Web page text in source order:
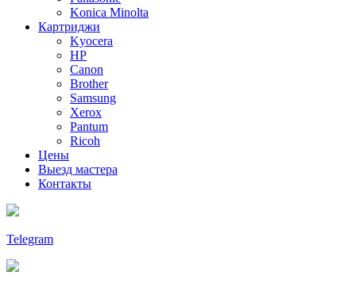
Konica Minolta
Картриджи
Kyocera
HP
Canon
Brother
Samsung
Xerox
Pantum
Ricoh
Цены
Выезд мастера
Контакты
Telegram